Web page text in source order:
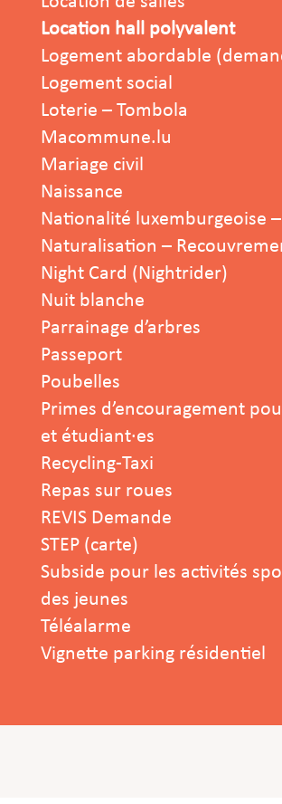
Location hall polyvalent
Logement abordable
Logement social
Loterie – Tombola
Macommune.lu
Mariage civil
Naissance
Nationalité luxemburgeoise –
Naturalisation –
Night Card (Nightrider)
Nuit blanche
Parrainage d’arbres
Passeport
Poubelles
Primes d’encouragement
et étudiant·es
Recycling-Taxi
Repas sur roues
REVIS Demande
STEP (carte)
Subside pour les activités
des jeunes
Téléalarme
Vignette parking résidentiel